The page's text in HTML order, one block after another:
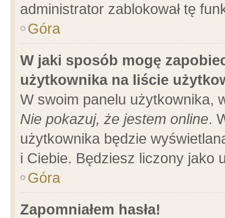
administrator zablokował tę
Góra
W jaki sposób mogę
użytkownika na liście
W swoim panelu użytkownika,
Nie pokazuj, że jestem online.
użytkownika będzie
i Ciebie. Będziesz liczony jako
Góra
Zapomniałem hasła!